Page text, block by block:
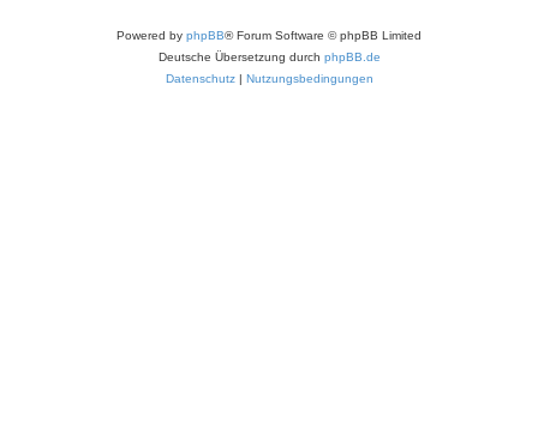
Powered by phpBB® Forum Software © phpBB Limited
Deutsche Übersetzung durch phpBB.de
Datenschutz| Nutzungsbedingungen